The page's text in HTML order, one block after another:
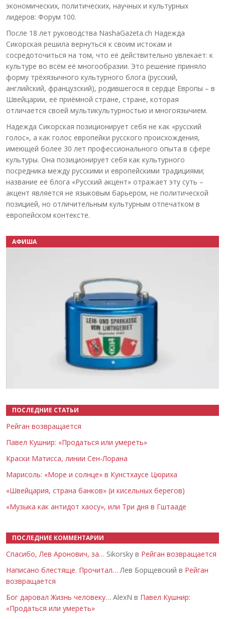
экономических, политических, научных и культурных
лидеров: Форум 100.
После 18 лет руководства NashaGazeta.ch Надежда
Сикорская решила вернуться к своим истокам и
сосредоточиться на том, что её действительно увлекает: к
культуре во всём её многообразии. Это решение приняло
форму трёхязычного культурного блога (русский,
английский, французский), родившегося в сердце Европы – в
Швейцарии, её приёмной стране, стране, которая
отличается своей мультикультурностью и многоязычием.
Надежда Сикорская позиционирует себя не как «русский
голос», а как голос европейки русского происхождения,
имеющей более 30 лет профессионального опыта в сфере
культуры. Она позиционирует себя как культурного
посредника между русскими и европейскими традициями;
название её блога «Русский акцент» отражает эту суть –
акцент является не языковым барьером, не политической
позицией, но отличительным культурным отпечатком в
европейском контексте.
АФИША
ПОСЛЕДНИЕ СТАТЬИ
Рейган возвращается
Павел Кушнир: «Продаться или умереть»
Краски Матисса, линии Сен-Лорана
Марисоль: «Море и солнце» в Кунстхаусе Цюриха
«Швейцария, страна банков» (и кисельных берегов)
«Музыка как антидот хаосу», или Три дня в Гштааде
ПОСЛЕДНИЕ КОММЕНТАРИИ
Спасибо, Лев Аронович, за… Sikorsky в Рейган возвращается
Написано блестяще. Прочитал… Лев Борщевский в Рейган
возвращается
Бог даровал Жизнь человеку… AlexN в Павел Кушнир:
«Продаться или умереть»